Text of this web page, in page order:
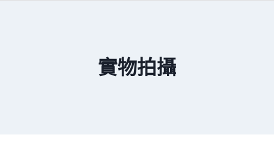
實物拍攝